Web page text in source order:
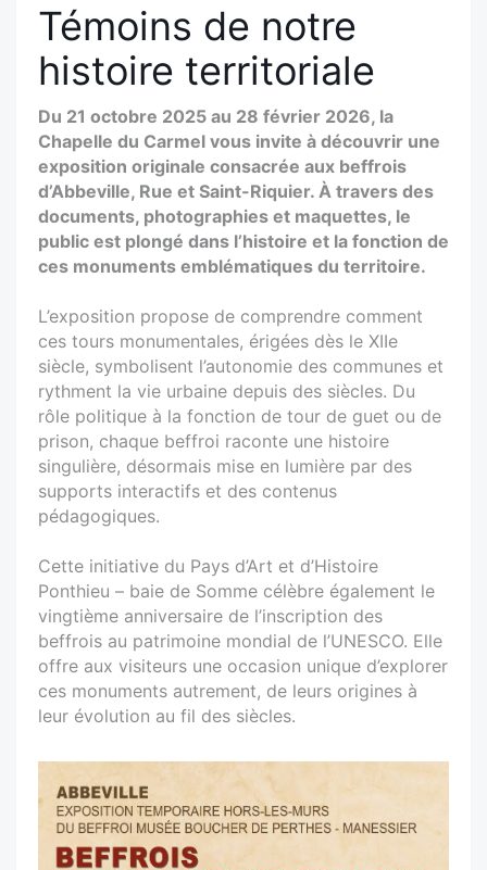
Témoins de notre
histoire territoriale
Du 21 octobre 2025 au 28 février 2026, la
Chapelle du Carmel vous invite à découvrir une
exposition originale consacrée aux beffrois
d’Abbeville, Rue et Saint-Riquier. À travers des
documents, photographies et maquettes, le
public est plongé dans l’histoire et la fonction de
ces monuments emblématiques du territoire.
L’exposition propose de comprendre comment
ces tours monumentales, érigées dès le XIIe
siècle, symbolisent l’autonomie des communes et
rythment la vie urbaine depuis des siècles. Du
rôle politique à la fonction de tour de guet ou de
prison, chaque beffroi raconte une histoire
singulière, désormais mise en lumière par des
supports interactifs et des contenus
pédagogiques.
Cette initiative du Pays d’Art et d’Histoire
Ponthieu – baie de Somme célèbre également le
vingtième anniversaire de l’inscription des
beffrois au patrimoine mondial de l’UNESCO. Elle
offre aux visiteurs une occasion unique d’explorer
ces monuments autrement, de leurs origines à
leur évolution au fil des siècles.